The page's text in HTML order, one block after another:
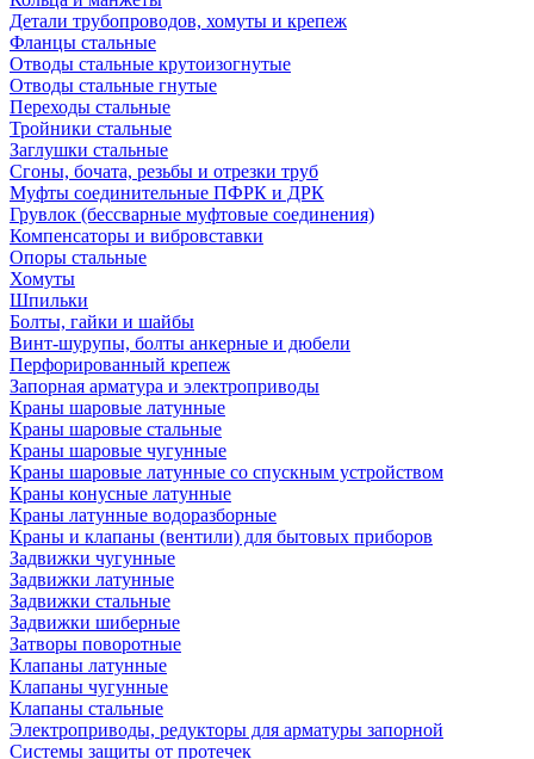
Детали трубопроводов, хомуты и крепеж
Фланцы стальные
Отводы стальные крутоизогнутые
Отводы стальные гнутые
Переходы стальные
Тройники стальные
Заглушки стальные
Сгоны, бочата, резьбы и отрезки труб
Муфты соединительные ПФРК и ДРК
Грувлок (бессварные муфтовые соединения)
Компенсаторы и вибровставки
Опоры стальные
Хомуты
Шпильки
Болты, гайки и шайбы
Винт-шурупы, болты анкерные и дюбели
Перфорированный крепеж
Запорная арматура и электроприводы
Краны шаровые латунные
Краны шаровые стальные
Краны шаровые чугунные
Краны шаровые латунные со спускным устройством
Краны конусные латунные
Краны латунные водоразборные
Краны и клапаны (вентили) для бытовых приборов
Задвижки чугунные
Задвижки латунные
Задвижки стальные
Задвижки шиберные
Затворы поворотные
Клапаны латунные
Клапаны чугунные
Клапаны стальные
Электроприводы, редукторы для арматуры запорной
Системы защиты от протечек